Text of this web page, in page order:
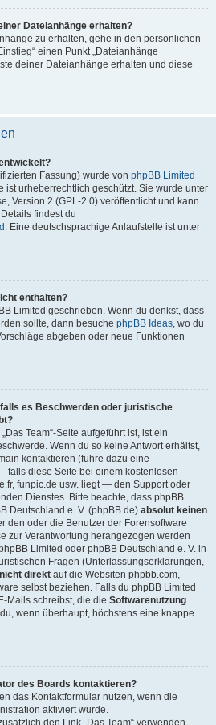
Dateianhänge erhalten?
zu erhalten, gehe in den persönlichen
einen Punkt „Dateianhänge
deiner Dateianhänge erhalten und diese
Fassung) wurde von phpBB Limited
ist urheberrechtlich geschützt. Sie wurde unter
Version 2 (GPL-2.0) veröffentlicht und kann
findest du
. Eine deutschsprachige Anlaufstelle ist unter
enthalten?
Limited geschrieben. Wenn du denkst, dass
sollte, dann besuche phpBB Ideas, wo du
abgeben oder neue Funktionen
es Beschwerden oder juristische
Team“-Seite aufgeführt ist, ist ein
Wenn du so keine Antwort erhältst,
kontaktieren (führe dazu eine
falls diese Seite bei einem kostenlosen
funpic.de usw. liegt — den Support oder
Dienstes. Bitte beachte, dass phpBB
Deutschland e. V. (phpBB.de) absolut keinen
den oder die Benutzer der Forensoftware
zur Verantwortung herangezogen werden
Limited oder phpBB Deutschland e. V. in
Fragen (Unterlassungserklärungen,
direkt auf die Websiten phpbb.com,
selbst beziehen. Falls du phpBB Limited
Mails schreibst, die die Softwarenutzung
wenn überhaupt, höchstens eine knappe
des Boards kontaktieren?
das Kontaktformular nutzen, wenn die
aktiviert wurde.
den Link „Das Team“ verwenden.